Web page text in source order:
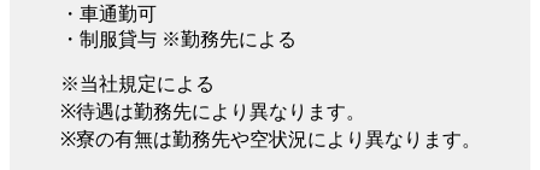
・車通勤可
・制服貸与 ※勤務先による
※当社規定による
※待遇は勤務先により異なります。
※寮の有無は勤務先や空状況により異なります。